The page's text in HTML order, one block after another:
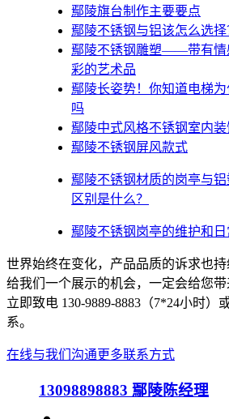
鄢陵旗台制作主要要点
鄢陵不锈钢与铝该怎么选择
鄢陵不锈钢雕塑——带有情
彩的艺术品
鄢陵​长姿势！你知道电梯
吗
鄢陵中式风格不锈钢室内装
鄢陵不锈钢屏风款式
鄢陵不锈钢材质的岗亭与
区别是什么？
鄢陵不锈钢岗亭的维护和
世界始终在变化，产品品质的诉求也持
给我们一个展示的机会，一定会给您带
立即致电 130-9889-8883（7*24小时）
系。
在线与我们沟通更多联系方式
13098898883 鄢陵陈经理